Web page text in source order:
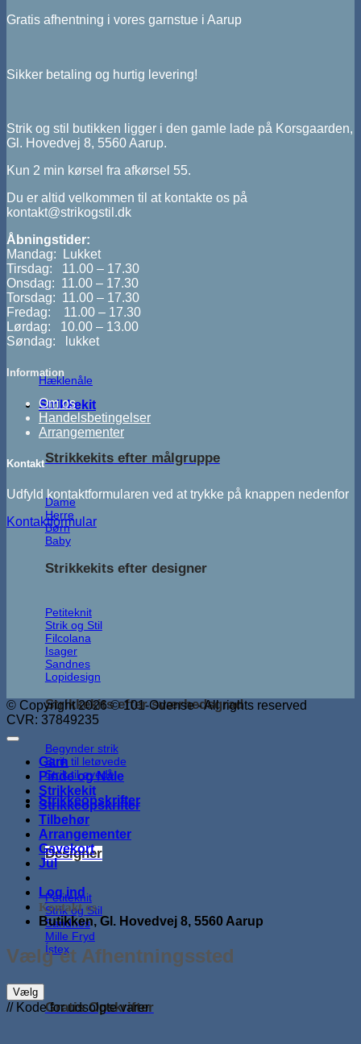
Hæklenåle
Strikkekit
Strikkekits efter målgruppe
Dame
Herre
Børn
Baby
Strikkekits efter designer
Petiteknit
Strik og Stil
Filcolana
Isager
Sandnes
Lopidesign
Strikkekits efter sværhedsgrad
Begynder strik
Strik til letøvede
Strik til øvede
Strikkeopskrifter
Designer
Petiteknit
Strik og Stil
Sandnes
Mille Fryd
Ístex
Gratis Opskrifter
Gratis afhentning i vores garnstue i Aarup
Sikker betaling og hurtig levering!
Strik og stil butikken ligger i den gamle lade på Korsgaarden,
Gl. Hovedvej 8, 5560 Aarup.
Kun 2 min kørsel fra afkørsel 55.
Du er altid velkommen til at kontakte os på
kontakt@strikogstil.dk
Åbningstider:
Mandag: Lukket
Tirsdag: 11.00 – 17.30
Onsdag: 11.00 – 17.30
Torsdag: 11.00 – 17.30
Fredag: 11.00 – 17.30
Lørdag: 10.00 – 13.00
Søndag: lukket
Information
Om os
Handelsbetingelser
Arrangementer
Kontakt
Udfyld kontaktformularen ved at trykke på knappen nedenfor
Kontaktformular
© Copyright 2026 © 101-Odense - All rights reserved
CVR: 37849235
Garn
Pinde og Nåle
Strikkekit
Strikkeopskrifter
Tilbehør
Arrangementer
Gavekort
Jul
Log ind
Kontakt os
Butikken, Gl. Hovedvej 8, 5560 Aarup
Vælg et Afhentningssted
Vælg
// Kode for udsolgte varer